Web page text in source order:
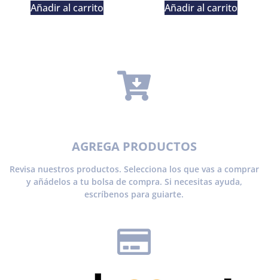
Añadir al carrito Añadir al carrito
AGREGA PRODUCTOS
Revisa nuestros productos. Selecciona los que vas a comprar
y añádelos a tu bolsa de compra. Si necesitas ayuda,
escríbenos para guiarte.